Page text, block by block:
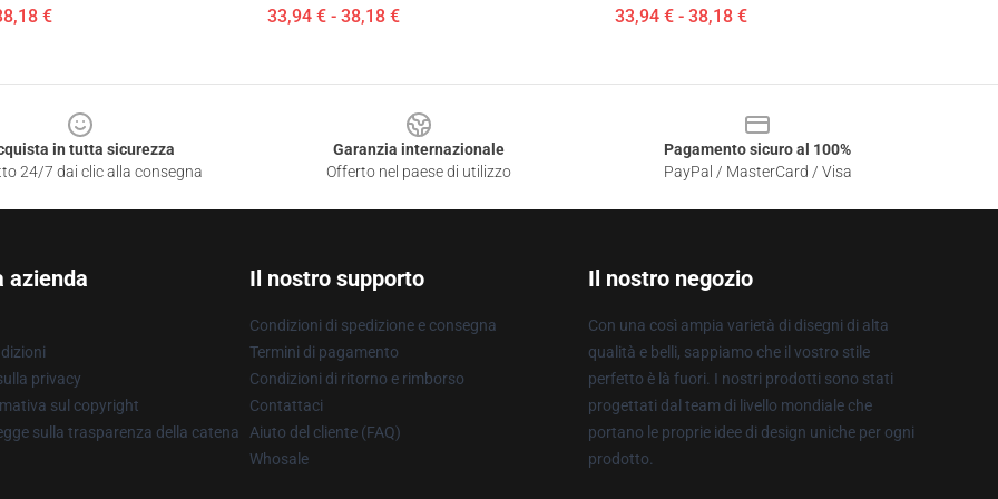
€ 33,94 € - 38,18 € 33,94 € - 38,18 €
in tutta sicurezza
24/7 dai clic alla consegna
Garanzia internazionale
Offerto nel paese di utilizzo
Pagamento sicuro al 100%
PayPal / MasterCard / Visa
azienda
privacy
sul copyright
sulla trasparenza della catena
Il nostro supporto
Condizioni di spedizione e consegna
Termini di pagamento
Condizioni di ritorno e rimborso
Contattaci
Aiuto del cliente (FAQ)
Whosale
Il nostro negozio
Con una così ampia varietà di disegni di alta
qualità e belli, sappiamo che il vostro stile
perfetto è là fuori. I nostri prodotti sono stati
progettati dal team di livello mondiale che
portano le proprie idee di design uniche per ogni
prodotto.